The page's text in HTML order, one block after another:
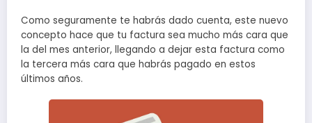
Como seguramente te habrás dado cuenta, este nuevo
concepto hace que tu factura sea mucho más cara que
la del mes anterior, llegando a dejar esta factura como
la tercera más cara que habrás pagado en estos
últimos años.